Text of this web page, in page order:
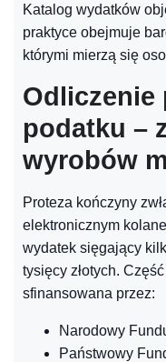
Katalog wydatków
praktyce obejmuje
którymi mierzą się
Odliczenie
podatku –
wyrobów
Proteza kończyny
elektronicznym
wydatek sięgający
tysięcy złotych.
sfinansowana przez:
Narodowy
Państwowy